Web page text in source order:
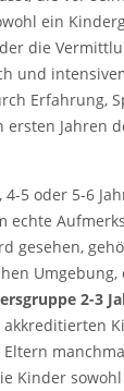
ein
die
und
Erfahrung,
ersten Jahren
5 oder 5-6
echte
gesehen,
Umgebung,
2-3
akkreditierten
Eltern
Kinder